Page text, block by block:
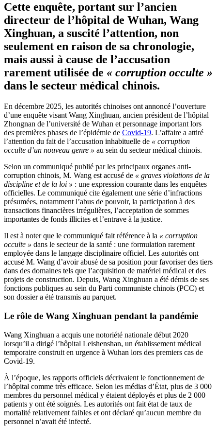
Cette enquête, portant sur l’ancien
directeur de l’hôpital de Wuhan, Wang
Xinghuan, a suscité l’attention, non
seulement en raison de sa chronologie,
mais aussi à cause de l’accusation
rarement utilisée de « corruption occulte »
dans le secteur médical chinois.
En décembre 2025, les autorités chinoises ont annoncé l’ouverture
d’une enquête visant Wang Xinghuan, ancien président de l’hôpital
Zhongnan de l’université de Wuhan et personnage important lors
des premières phases de l’épidémie de Covid-19. L’affaire a attiré
l’attention du fait de l’accusation inhabituelle de « corruption
occulte d’un nouveau genre » au sein du secteur médical chinois.
Selon un communiqué publié par les principaux organes anti-
corruption chinois, M. Wang est accusé de « graves violations de la
discipline et de la loi » : une expression courante dans les enquêtes
officielles. Le communiqué cite également une série d’infractions
présumées, notamment l’abus de pouvoir, la participation à des
transactions financières irrégulières, l’acceptation de sommes
importantes de fonds illicites et l’entrave à la justice.
Il est à noter que le communiqué fait référence à la « corruption
occulte » dans le secteur de la santé : une formulation rarement
employée dans le langage disciplinaire officiel. Les autorités ont
accusé M. Wang d’avoir abusé de sa position pour favoriser des tiers
dans des domaines tels que l’acquisition de matériel médical et des
projets de construction. Depuis, Wang Xinghuan a été démis de ses
fonctions publiques au sein du Parti communiste chinois (PCC) et
son dossier a été transmis au parquet.
Le rôle de Wang Xinghuan pendant la pandémie
Wang Xinghuan a acquis une notoriété nationale début 2020
lorsqu’il a dirigé l’hôpital Leishenshan, un établissement médical
temporaire construit en urgence à Wuhan lors des premiers cas de
Covid-19.
À l’époque, les rapports officiels décrivaient le fonctionnement de
l’hôpital comme très efficace. Selon les médias d’État, plus de 3 000
membres du personnel médical y étaient déployés et plus de 2 000
patients y ont été soignés. Les autorités ont fait état de taux de
mortalité relativement faibles et ont déclaré qu’aucun membre du
personnel n’avait été infecté.